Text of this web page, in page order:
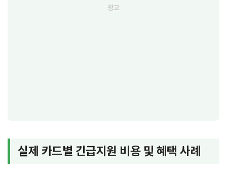
실제 카드별 긴급지원 비용 및 혜택 사례